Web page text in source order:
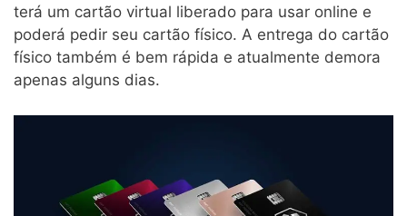
terá um cartão virtual liberado para usar online e
poderá pedir seu cartão físico. A entrega do cartão
físico também é bem rápida e atualmente demora
apenas alguns dias.